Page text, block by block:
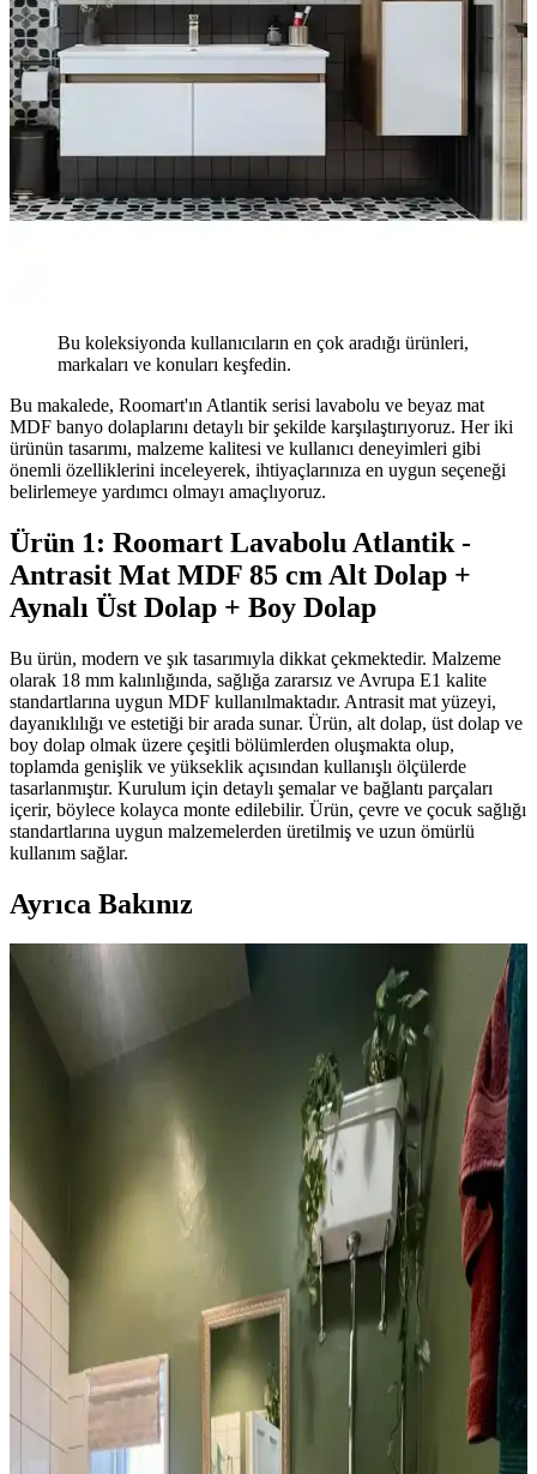
Bu koleksiyonda kullanıcıların en çok aradığı ürünleri,
markaları ve konuları keşfedin.
Bu makalede, Roomart'ın Atlantik serisi lavabolu ve beyaz mat
MDF banyo dolaplarını detaylı bir şekilde karşılaştırıyoruz. Her iki
ürünün tasarımı, malzeme kalitesi ve kullanıcı deneyimleri gibi
önemli özelliklerini inceleyerek, ihtiyaçlarınıza en uygun seçeneği
belirlemeye yardımcı olmayı amaçlıyoruz.
Ürün 1: Roomart Lavabolu Atlantik -
Antrasit Mat MDF 85 cm Alt Dolap +
Aynalı Üst Dolap + Boy Dolap
Bu ürün, modern ve şık tasarımıyla dikkat çekmektedir. Malzeme
olarak 18 mm kalınlığında, sağlığa zararsız ve Avrupa E1 kalite
standartlarına uygun MDF kullanılmaktadır. Antrasit mat yüzeyi,
dayanıklılığı ve estetiği bir arada sunar. Ürün, alt dolap, üst dolap ve
boy dolap olmak üzere çeşitli bölümlerden oluşmakta olup,
toplamda genişlik ve yükseklik açısından kullanışlı ölçülerde
tasarlanmıştır. Kurulum için detaylı şemalar ve bağlantı parçaları
içerir, böylece kolayca monte edilebilir. Ürün, çevre ve çocuk sağlığı
standartlarına uygun malzemelerden üretilmiş ve uzun ömürlü
kullanım sağlar.
Ayrıca Bakınız
1960'lar Banyosunu Modernize Etmek İçin Renk,
1960'lar banyolarını modernleştirmek için renk dengesi,
mikroçimento duvarlar, şeffaf duş perdeleri ve pirinç donanımlar
kullanılarak ferah ve estetik bir ortam yaratılabilir.
1970'ler Banyosunu 1000 Dolar Altında Yenilemek
İçin Yüksek Getirili Güncellemeler
1970'lerden kalma banyoları 1000 dolar altı bütçeyle yenilemek için
duvar boyası, aydınlatma, ayna ve fayans boyama gibi düşük
maliyetli ama etkili yöntemler sunuluyor. Retro estetik korunuyor.
Tuvaletin Üstü İçin Fonksiyonel ve Estetik
Dekorasyon ve Depolama Çözümleri
Tuvaletin üst kısmı, depolama dolapları, raflar, sanat eserleri ve
uygun aydınlatma ile hem fonksiyonel hem de estetik hale
getirilebilir. Doğru malzeme ve renk seçimi mekanın atmosferini
dengeler.